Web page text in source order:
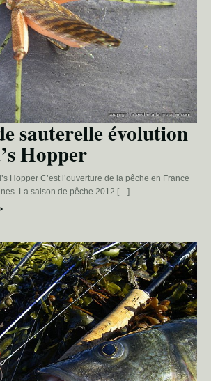
sauterelle évolution
Hopper
Hopper C’est l’ouverture de la pêche en France
La saison de pêche 2012 […]